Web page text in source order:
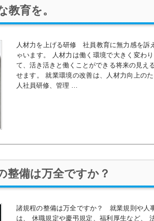
教育を。
人材力を上げる研修 社員教育に無力感を訴
ゃいます。 人材力は働く環境で大きく変わ
て、活き活きと働くことができる将来の見え
せます。 就業環境の改善は、人材力向上の
人社員研修、管理 …
整備は万全ですか？
諸規程の整備は万全ですか？ 就業規則や人
は、 休職規定や慶弔規定、福利厚生など、